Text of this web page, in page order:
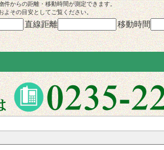
件からの距離・移動時間が測定できます。
よその目安としてご覧ください。
直線距離 移動時間